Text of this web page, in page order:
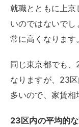
就職とともに上
いのではないで
常に高くなります。
同じ東京都でも
なりますが、23
多いので、家賃相
23区内の平均的